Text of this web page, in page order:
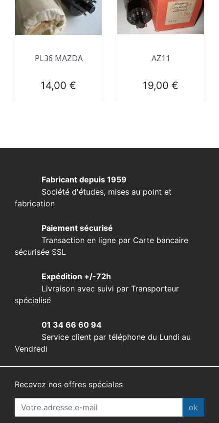
PL36 MAZDA
Prix
14,00 €
AZ11
Prix
19,00 €
Fabricant depuis 1959
Société d'études, mises au point et
fabrication
Paiement sécurisé
Transaction en ligne par Carte bancaire
sécurisée SSL
Expédition +/-72h
Livraison avec suivi par Transporteur
spécialisé
01 34 66 60 94
Service client par téléphone du Lundi au
Vendredi
Recevez nos offres spéciales
ok